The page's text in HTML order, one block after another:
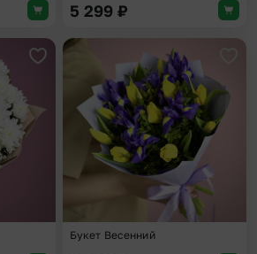
5 299 ₽
Добавить в избранное
Букет Весенний